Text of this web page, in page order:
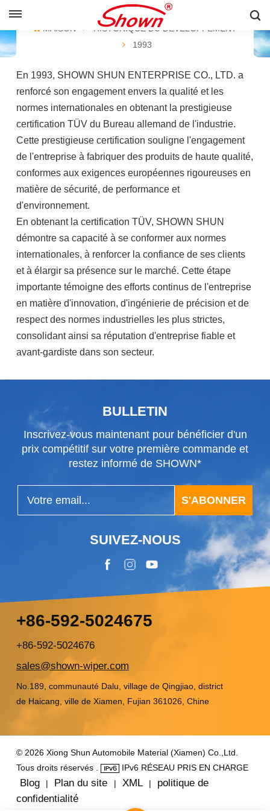
Français
Español
中文
MAISON
HISTORIQUE DU DÉVELOPPEMENT
1993
En 1993, SHOWN SHUN ENTERPRISE CO., LTD. a
renforcé son engagement envers la qualité et les
normes internationales en obtenant la prestigieuse
certification TÜV du Bureau allemand de l'industrie.
Cette prestigieuse certification souligne l'engagement
de l'entreprise à fabriquer des produits de haute qualité,
conformes aux exigences européennes rigoureuses en
matière de sécurité, de performance et
d'environnement.
En obtenant la certification TÜV, SHOWN SHUN
démontre sa capacité à se conformer aux normes
internationales, à renforcer la confiance de ses clients
et à élargir sa présence sur le marché. Cette étape
importante témoigne des efforts continus de l'entreprise
en matière d'innovation, d'ingénierie de précision et de
respect des normes industrielles les plus strictes,
consolidant ainsi sa réputation d'entreprise fiable et
avant-gardiste dans son secteur.
BULLETIN
Inscrivez-vous maintenant pour bénéficier d'un
prix compétitif sur votre première commande et
restez informé de SHOWN*
S'ABONNER
SUIVEZ-NOUS
+86-592-5024675
+86-592-5024676
sales@shown-wiper.com
No.189, communauté Dalu, village de Qingjiao, district
de Haicang, ville de Xiamen, Fujian 361026, Chine
© 2026 Xiong Shun Automobile Material (Xiamen) Co.,Ltd.
Tous droits réservés .
IPv6 RÉSEAU PRIS EN CHARGE
Blog | Plan du site | XML |
politique de
confidentialité